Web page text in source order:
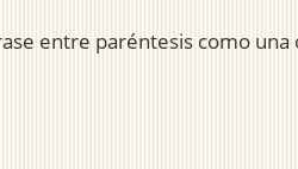
entre paréntesis como